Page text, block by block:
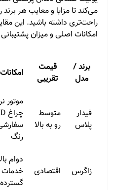
می‌کند تا مزایا و معایب هر
راحت‌تری داشته باشید. این
امکانات اصلی و میزان
برند /
مدل
قیمت
تقریبی
فیدار
پلاس
متوسط
رو به بالا
موتور
رنگ
زاگرس اقتصادی
دوام
خدمات
گسترده